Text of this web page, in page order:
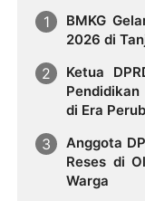
BMKG
2026 di
Ketua
di Era
Anggota
Reses di
Warga